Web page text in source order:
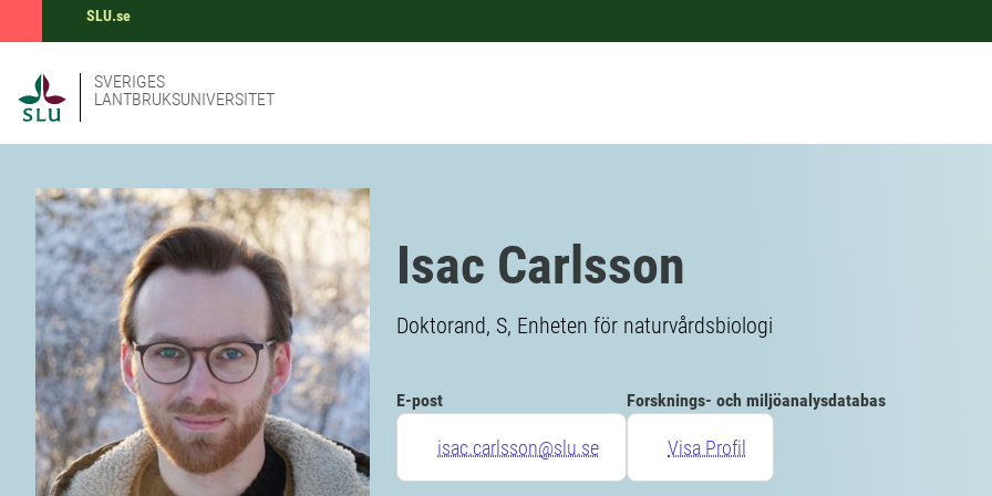
SLU.se
SVERIGES
LANTBRUKSUNIVERSITET
Isac Carlsson
Doktorand, S, Enheten för naturvårdsbiologi
E-post
isac.carlsson@slu.se
Forsknings- och miljöanalysdatabas
Visa Profil